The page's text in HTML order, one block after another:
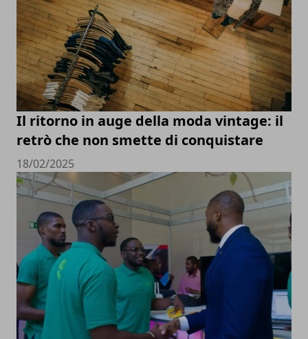
Il ritorno in auge della moda vintage: il
retrò che non smette di conquistare
18/02/2025